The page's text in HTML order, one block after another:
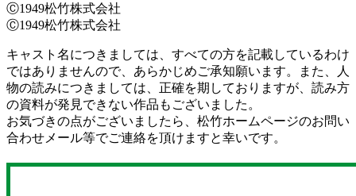
Ⓒ1949松竹株式会社
Ⓒ1949松竹株式会社
キャスト名につきましては、すべての方を記載しているわけ
ではありませんので、あらかじめご承知願います。また、人
物の読みにつきましては、正確を期しておりますが、読み方
の資料が発見できない作品もございました。
お気づきの点がございましたら、松竹ホームページのお問い
合わせメール等でご連絡を頂けますと幸いです。